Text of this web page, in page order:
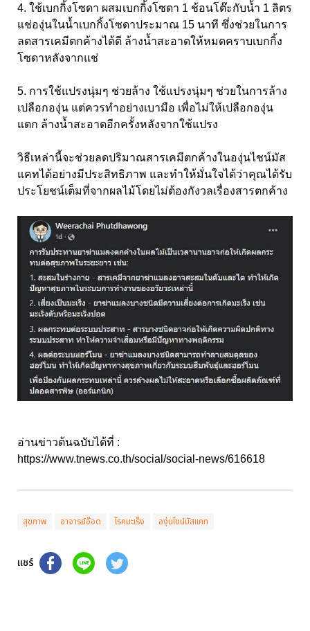
4. ใช้เบกกิ้งโซดา ผสมเบกกิ้งโซดา 1 ช้อนโต๊ะกับน้ำ 1 ลิตร
แช่องุ่นในน้ำเบกกิ้งโซดาประมาณ 15 นาที ซึ่งช่วยในการ
ลดสารเคมีตกค้างได้ดี ล้างน้ำสะอาดให้หมดคราบเบกกิ้ง
โซดาหลังจากแช่
5. การใช้แปรงนุ่มๆ ช่วยล้าง ใช้แปรงนุ่มๆ ช่วยในการล้าง
เปลือกองุ่น แต่ควรทำอย่างเบามือ เพื่อไม่ให้เปลือกองุ่น
แตก ล้างน้ำสะอาดอีกครั้งหลังจากใช้แปรง
วิธีเหล่านี้จะช่วยลดปริมาณสารเคมีตกค้างในองุ่นไชน์มัส
แคทได้อย่างมีประสิทธิภาพ และทำให้มั่นใจได้ว่าคุณได้รับ
ประโยชน์เต็มที่จากผลไม้โดยไม่ต้องกังวลเรื่องสารตกค้าง
อ่านข่าวต้นฉบับได้ที่ :
https://www.tnews.co.th/social/social-news/616618
สุขภาพ อาจารย์อ๊อด โรคมะเร็ง องุ่นไชน์มัสแคท
แชร์